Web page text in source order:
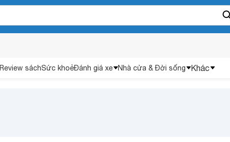
Review sáchSức khoẻĐánh giá xe Nhà cửa & Đời sống Khác